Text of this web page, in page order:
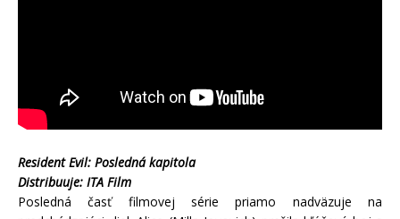
Resident Evil: Posledná kapitola
Distribuuje: ITA Film
Posledná časť filmovej série priamo nadväzuje na